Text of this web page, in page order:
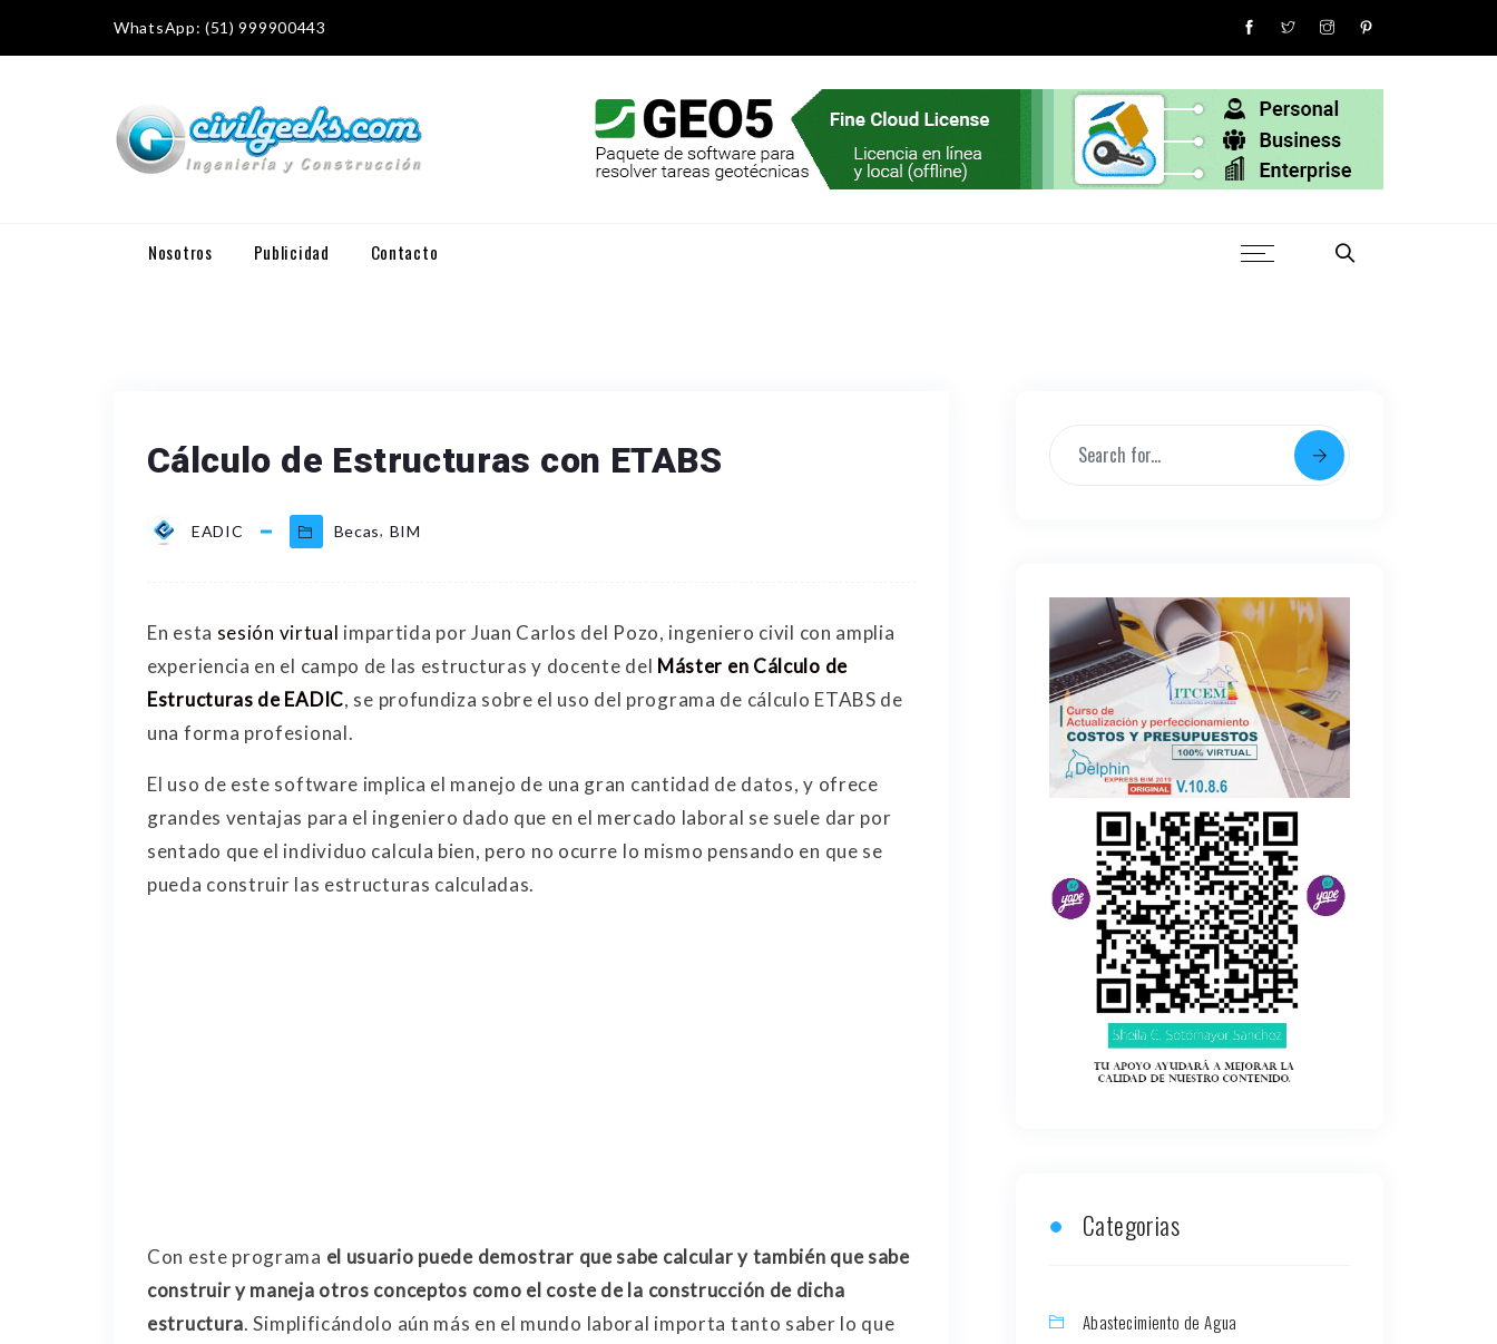
WhatsApp: (51) 999900443
Nosotros Publicidad Contacto
Cálculo de Estructuras con ETABS
EADIC Becas, BIM
En esta sesión virtual impartida por Juan Carlos del Pozo, ingeniero civil con amplia
experiencia en el campo de las estructuras y docente del Máster en Cálculo de
Estructuras de EADIC, se profundiza sobre el uso del programa de cálculo ETABS de
una forma profesional.
El uso de este software implica el manejo de una gran cantidad de datos, y ofrece
grandes ventajas para el ingeniero dado que en el mercado laboral se suele dar por
sentado que el individuo calcula bien, pero no ocurre lo mismo pensando en que se
pueda construir las estructuras calculadas.
Con este programa el usuario puede demostrar que sabe calcular y también que sabe
construir y maneja otros conceptos como el coste de la construcción de dicha
estructura. Simplificándolo aún más en el mundo laboral importa tanto saber lo que
Categorias
Abastecimiento de Agua